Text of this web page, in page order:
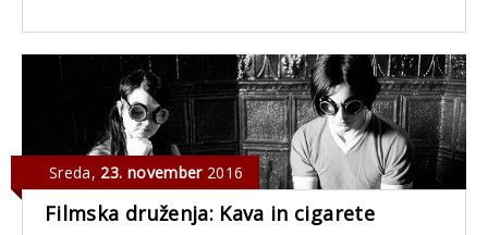
Sreda, 23. november2016
Filmska druženja: Kava in cigarete